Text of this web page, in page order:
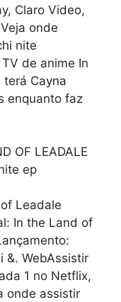
Claro Video,
onde
nite
de anime In
Cayna
enquanto faz
Leadale
In the Land of
&. WebAssistir
1 no Netflix,
onde assistir